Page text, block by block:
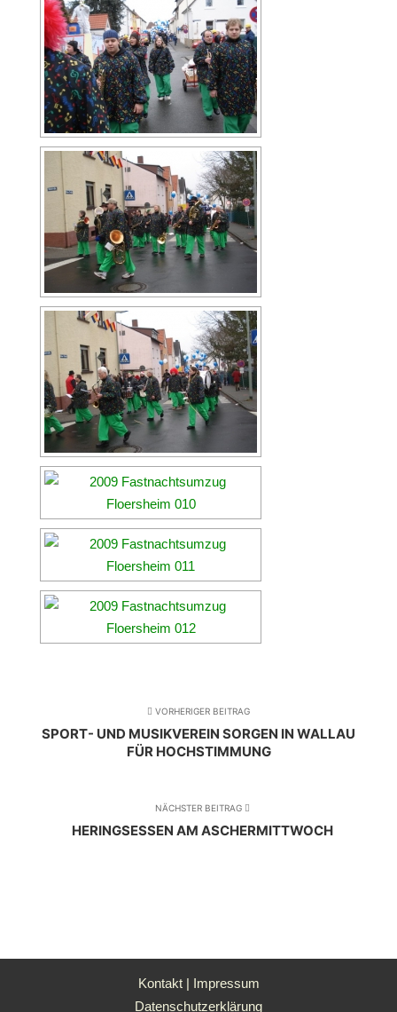
VORHERIGER BEITRAG
SPORT- UND MUSIKVEREIN SORGEN IN WALLAU
FÜR HOCHSTIMMUNG
NÄCHSTER BEITRAG
HERINGSESSEN AM ASCHERMITTWOCH
Kontakt| Impressum
Datenschutzerklärung